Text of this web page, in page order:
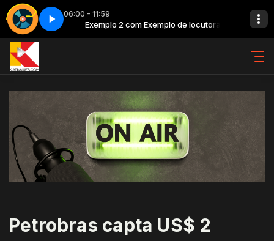
06:00 - 11:59
locutora Exemplo 2 com Exemplo de locutora
Top classic - Parte 4
Petrobras capta US$ 2